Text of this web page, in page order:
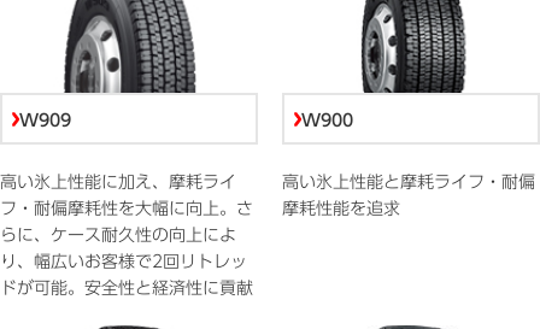
W909
高い氷上性能に加え、摩耗ライ
フ・耐偏摩耗性を大幅に向上。さ
らに、ケース耐久性の向上によ
り、幅広いお客様で2回リトレッ
ドが可能。安全性と経済性に貢献
W900
高い氷上性能と摩耗ライフ・耐偏
摩耗性能を追求